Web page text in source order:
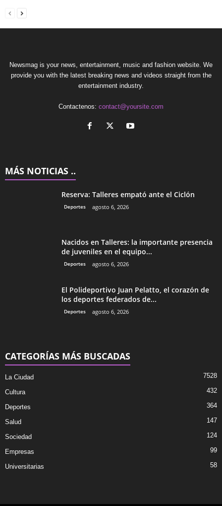
Newsmag is your news, entertainment, music and fashion website. We
provide you with the latest breaking news and videos straight from the
entertainment industry.
Contactenos: contact@yoursite.com
MÁS NOTICIAS ..
Reserva: Talleres empató ante el Ciclón
Deportes agosto 6, 2026
Nacidos en Talleres: la importante presencia
de juveniles en el equipo...
Deportes agosto 6, 2026
El Polideportivo Juan Pelatto, el corazón de
los deportes federados de...
Deportes agosto 6, 2026
CATEGORÍAS MÁS BUSCADAS
La Ciudad 7528
Cultura 432
Deportes 364
Salud 147
Sociedad 124
Empresas 99
Universitarias 58